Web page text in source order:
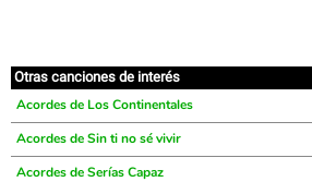
Otras canciones de interés
Acordes de Los Continentales
Acordes de Sin ti no sé vivir
Acordes de Serías Capaz